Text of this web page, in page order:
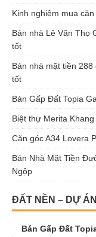
Kinh nghiệm mua
Bán nhà Lê Văn Thọ
tốt
Bán nhà mặt tiền
tốt
Bán Gấp Đất Topia
Biệt thự Merita
Căn góc A34 Lovera
Bán Nhà Mặt Tiền
Ngộp
ĐẤT NỀN – DỰ ÁN
Bán Gấp Đất